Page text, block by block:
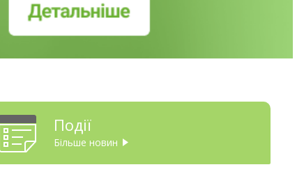
Події
Більше новин